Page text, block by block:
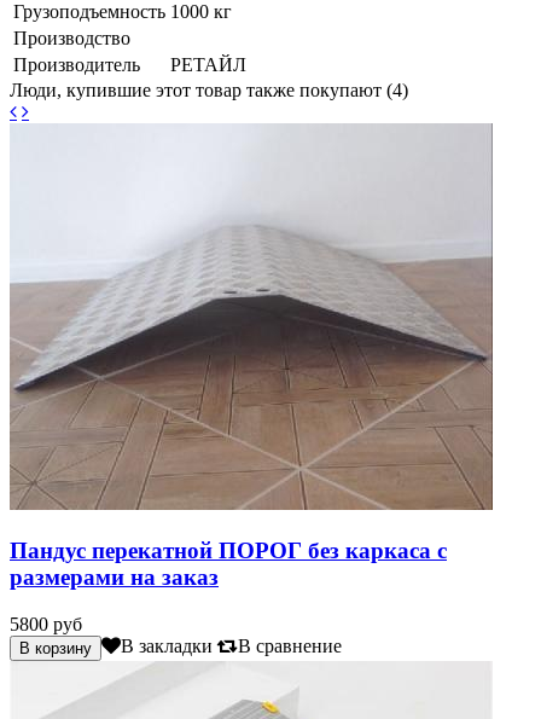
Грузоподъемность 1000 кг
Производство
Производитель
РЕТАЙЛ
Люди, купившие этот товар также покупают (4)
Пандус перекатной ПОРОГ без каркаса с
размерами на заказ
5800 руб
В закладки В сравнение